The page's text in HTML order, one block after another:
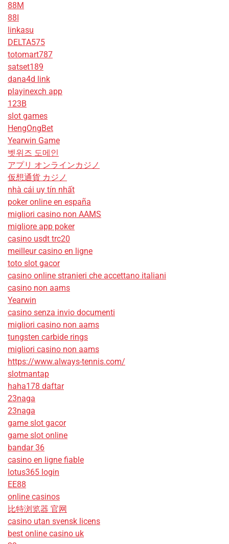
88M
88I
linkasu
DELTA575
totomart787
satset189
dana4d link
playinexch app
123B
slot games
HengOngBet
Yearwin Game
벳위즈 도메인
アプリ オンラインカジノ
仮想通貨 カジノ
nhà cái uy tín nhất
poker online en españa
migliori casino non AAMS
migliore app poker
casino usdt trc20
meilleur casino en ligne
toto slot gacor
casino online stranieri che accettano italiani
casino non aams
Yearwin
casino senza invio documenti
migliori casino non aams
tungsten carbide rings
migliori casino non aams
https://www.always-tennis.com/
slotmantap
haha178 daftar
23naga
23naga
game slot gacor
game slot online
bandar 36
casino en ligne fiable
lotus365 login
EE88
online casinos
比特浏览器 官网
casino utan svensk licens
best online casino uk